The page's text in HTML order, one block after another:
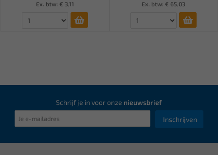
Ex. btw: € 3,11
Ex. btw: € 65,03
Schrijf je in voor onze nieuwsbrief
Inschrijven